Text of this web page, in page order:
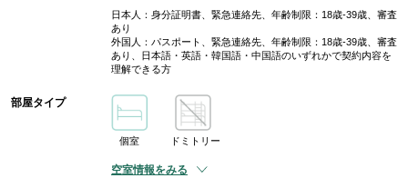
日本人：身分証明書、緊急連絡先、年齢制限：18歳-39歳、審査
あり
外国人：パスポート、緊急連絡先、年齢制限：18歳-39歳、審査
あり、日本語・英語・韓国語・中国語のいずれかで契約内容を
理解できる方
部屋タイプ
個室 ドミトリー
空室情報をみる